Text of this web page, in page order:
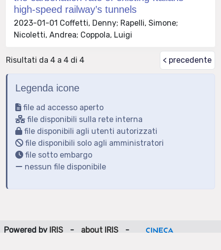
high-speed railway’s tunnels
2023-01-01 Coffetti, Denny; Rapelli, Simone;
Nicoletti, Andrea; Coppola, Luigi
Risultati da 4 a 4 di 4 < precedente
Legenda icone
file ad accesso aperto
file disponibili sulla rete interna
file disponibili agli utenti autorizzati
file disponibili solo agli amministratori
file sotto embargo
nessun file disponibile
Powered by IRIS - about IRIS
-